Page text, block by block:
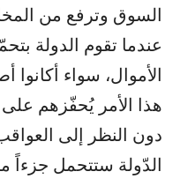
السوق وترفع من
عندما تقوم الدولة
الأموال، سواء
هذا الأمر يُحفّزهم
دون النظر إلى
الدّولة ستتحمل جزءاً